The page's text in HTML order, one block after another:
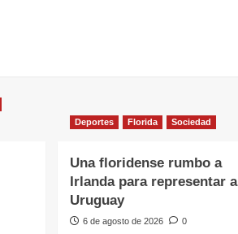
Deportes Florida Sociedad
Una floridense rumbo a
Irlanda para representar a
Uruguay
6 de agosto de 2026 0